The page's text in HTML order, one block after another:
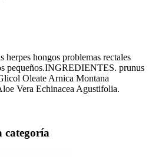
herpes hongos problemas rectales
pequeños.INGREDIENTES. prunus
Oleate Arnica Montana
Vera Echinacea Agustifolia.
categoría